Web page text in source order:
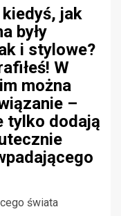
kiedyś, jak
były
i stylowe?
W
można
–
tylko dodają
świata